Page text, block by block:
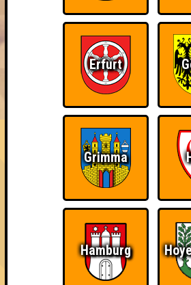
HIGHSCORE
FAQ ÜBER
Wiederzehn macht
Nehmt an zehn
~ Noch nicht
Erfurt
Grimma
Hamburg